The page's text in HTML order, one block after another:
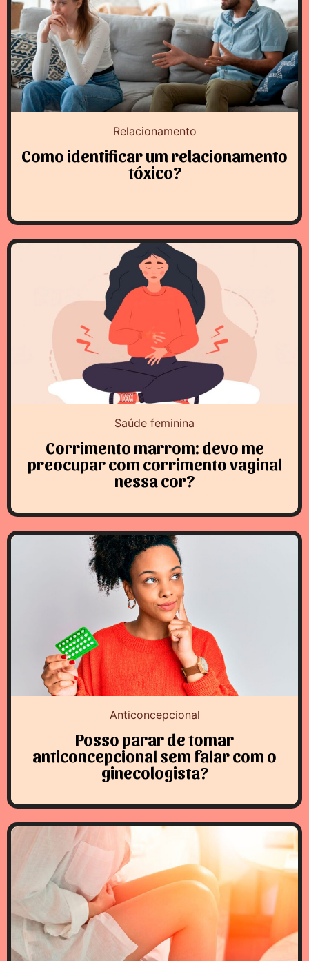
Relacionamento
Como identificar um relacionamento
tóxico?
Saúde feminina
Corrimento marrom: devo me
preocupar com corrimento vaginal
nessa cor?
Anticoncepcional
Posso parar de tomar
anticoncepcional sem falar com o
ginecologista?